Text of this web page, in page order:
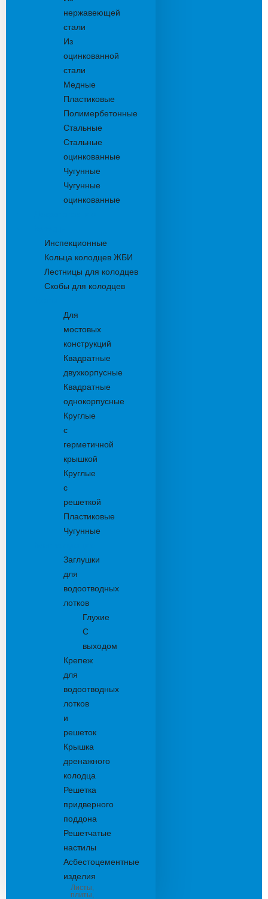
нержавеющей
стали
Из
оцинкованной
стали
Медные
Пластиковые
Полимербетонные
Стальные
Стальные
оцинкованные
Чугунные
Чугунные
оцинкованные
Инспекционные
Кольца колодцев ЖБИ
Лестницы для колодцев
Скобы для колодцев
Для
мостовых
конструкций
Квадратные
двухкорпусные
Квадратные
однокорпусные
Круглые
с
герметичной
крышкой
Круглые
с
решеткой
Пластиковые
Чугунные
Заглушки
для
водоотводных
лотков
Глухие
С
выходом
Крепеж
для
водоотводных
лотков
и
решеток
Крышка
дренажного
колодца
Решетка
придверного
поддона
Решетчатые
настилы
Асбестоцементные
изделия
Листы,
плиты,